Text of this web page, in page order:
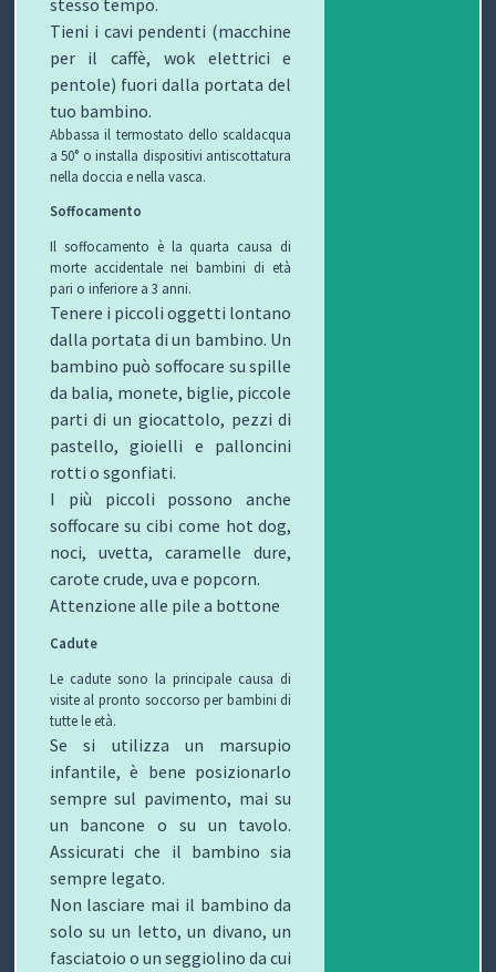
Tieni i cavi pendenti (macchine
per il caffè, wok elettrici e
pentole) fuori dalla portata del
tuo bambino.
Abbassa il termostato dello scaldacqua
a 50° o installa dispositivi antiscottatura
nella doccia e nella vasca.
Soffocamento
Il soffocamento è la quarta causa di
morte accidentale nei bambini di età
pari o inferiore a 3 anni.
Tenere i piccoli oggetti lontano
dalla portata di un bambino. Un
bambino può soffocare su spille
da balia, monete, biglie, piccole
parti di un giocattolo, pezzi di
pastello, gioielli e palloncini
rotti o sgonfiati.
I più piccoli possono anche
soffocare su cibi come hot dog,
noci, uvetta, caramelle dure,
carote crude, uva e popcorn.
Attenzione alle pile a bottone
Cadute
Le cadute sono la principale causa di
visite al pronto soccorso per bambini di
tutte le età.
Se si utilizza un marsupio
infantile, è bene posizionarlo
sempre sul pavimento, mai su
un bancone o su un tavolo.
Assicurati che il bambino sia
sempre legato.
Non lasciare mai il bambino da
solo su un letto, un divano, un
fasciatoio o un seggiolino da cui